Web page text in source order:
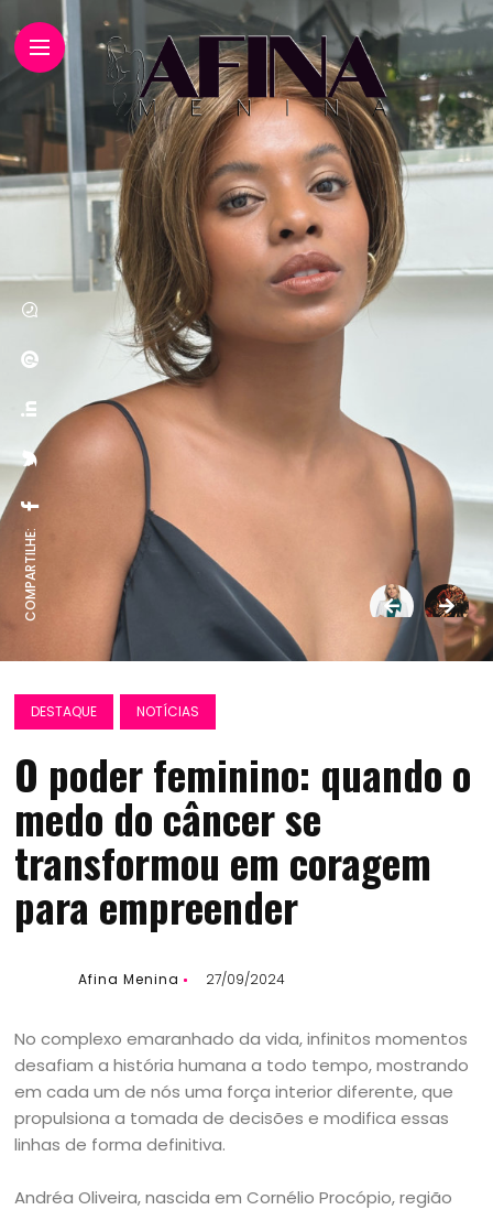
COMPARTILHE:
DESTAQUE NOTÍCIAS
O poder feminino: quando o
medo do câncer se
transformou em coragem
para empreender
Afina Menina 27/09/2024
No complexo emaranhado da vida, infinitos momentos
desafiam a história humana a todo tempo, mostrando
em cada um de nós uma força interior diferente, que
propulsiona a tomada de decisões e modifica essas
linhas de forma definitiva.
Andréa Oliveira, nascida em Cornélio Procópio, região